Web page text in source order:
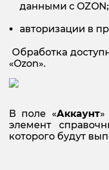
данными с OZON;
авторизации в
Обработка
«Ozon».
В поле «Аккаунт»
элемент
которого будут